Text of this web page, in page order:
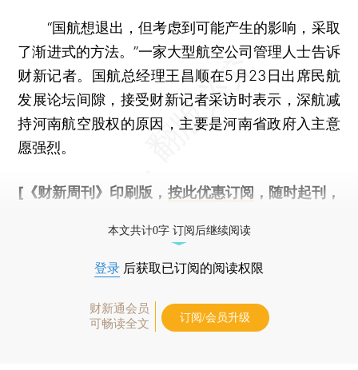
“国航想退出，但考虑到可能产生的影响，采取
了渐进式的方法。”一家大型航空公司管理人士告诉
财新记者。国航总经理王昌顺在5月23日出席民航
发展论坛间隙，接受财新记者采访时表示，深航减
持河南航空股权的原因，主要是河南省政府入主意
愿强烈。
[《财新周刊》印刷版， 按此优惠订阅 ，随时起刊，
本文共计0字 订阅后继续阅读
登录 后获取已订阅的阅读权限
财新通会员
可畅读全文
订阅/会员升级